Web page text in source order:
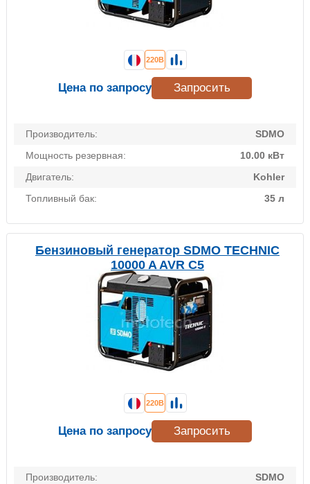
Производитель:
SDMO
Мощность резервная:
10.00 кВт
Двигатель:
Kohler
Топливный бак:
35 л
220В
Цена по запросу Запросить
Бензиновый генератор SDMO TECHNIC
10000 A AVR C5
Производитель:
SDMO
220В
Цена по запросу Запросить